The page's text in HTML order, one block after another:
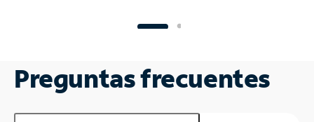
Preguntas frecuentes